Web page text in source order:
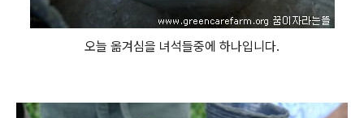
오늘 옮겨심을 녀석들중에 하나입니다.